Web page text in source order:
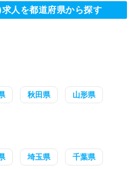
人を都道府県から探す
秋田県 山形県
埼玉県 千葉県